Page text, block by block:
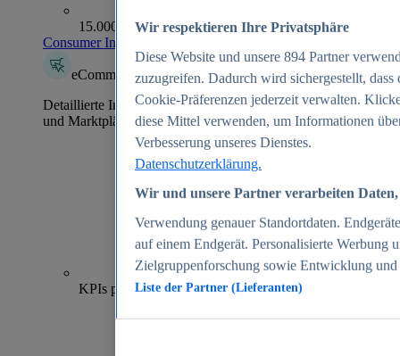
15.000+ Marken
Consumer Insights entdecken
eCommerce Insights
Detaillierte Informationen zu mehr als 39.000 Online-Shops
und Marktplätzen
70+
KPIs pro Shop
Wir respektieren Ihre Privatsphäre
Diese Website und unsere 894 Partner
zuzugreifen. Dadurch wird sichergestellt,
Cookie-Präferenzen jederzeit verwalten.
diese Mittel verwenden, um Informationen
Verbesserung unseres Dienstes.
Datenschutzerklärung.
Wir und unsere Partner verarbeiten
Verwendung genauer Standortdaten.
auf einem Endgerät. Personalisierte Werbung
Zielgruppenforschung sowie Entwicklung
Liste der Partner (Lieferanten)